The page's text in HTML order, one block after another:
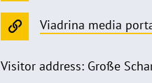
Viadrina media
Visitor address: Große